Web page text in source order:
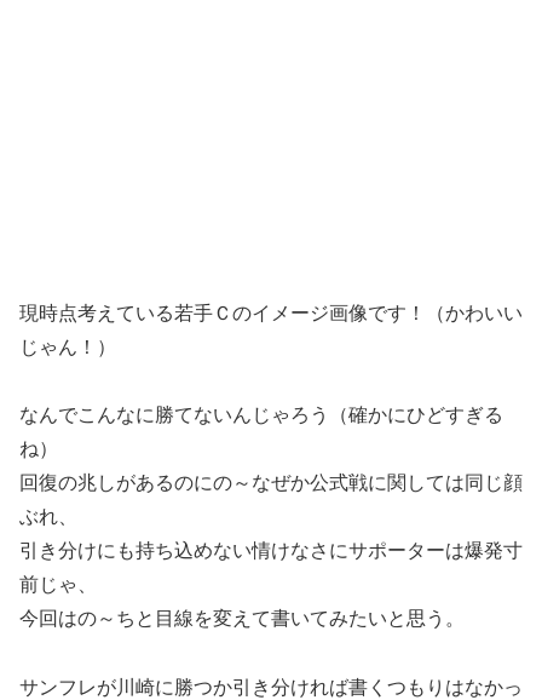
現時点考えている若手Ｃのイメージ画像です！（かわいい
じゃん！）
なんでこんなに勝てないんじゃろう（確かにひどすぎる
ね）
回復の兆しがあるのにの～なぜか公式戦に関しては同じ顔
ぶれ、
引き分けにも持ち込めない情けなさにサポーターは爆発寸
前じゃ、
今回はの～ちと目線を変えて書いてみたいと思う。
サンフレが川崎に勝つか引き分ければ書くつもりはなかっ